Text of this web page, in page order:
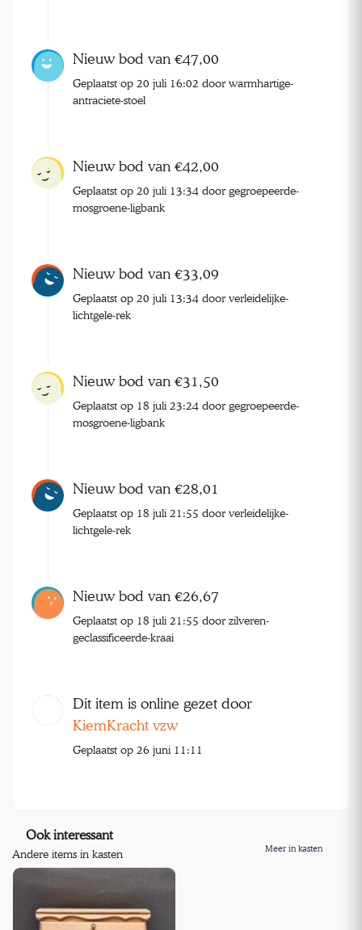
Nieuw bod van €47,00
Geplaatst op 20 juli 16:02 door warmhartige-
antraciete-stoel
Nieuw bod van €42,00
Geplaatst op 20 juli 13:34 door gegroepeerde-
mosgroene-ligbank
Nieuw bod van €33,09
Geplaatst op 20 juli 13:34 door verleidelijke-
lichtgele-rek
Nieuw bod van €31,50
Geplaatst op 18 juli 23:24 door gegroepeerde-
mosgroene-ligbank
Nieuw bod van €28,01
Geplaatst op 18 juli 21:55 door verleidelijke-
lichtgele-rek
Nieuw bod van €26,67
Geplaatst op 18 juli 21:55 door zilveren-
geclassificeerde-kraai
Dit item is online gezet door
KiemKracht vzw
Geplaatst op 26 juni 11:11
Ook interessant
Andere items in kasten Meer in kasten